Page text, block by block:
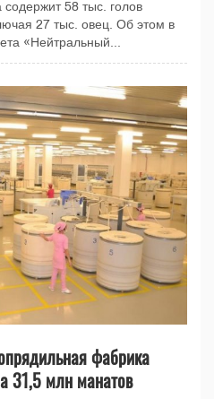
содержит 58 тыс. голов
27 тыс. овец. Об этом в
«Нейтральный...
фабрика
31,5 млн манатов